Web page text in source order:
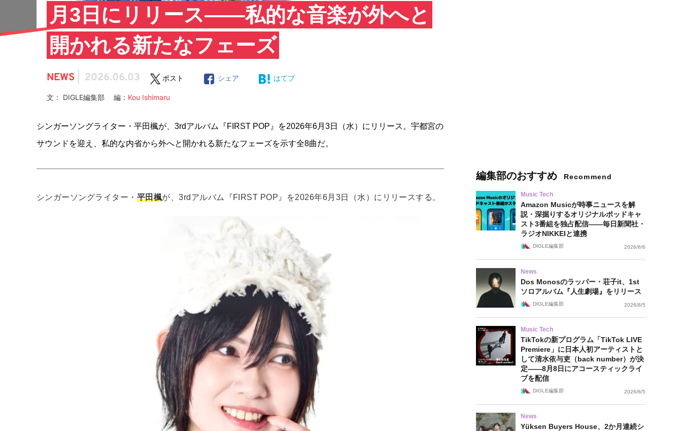
月3日にリリース——私的な音楽が外へと
開かれる新たなフェーズ
NEWS 2026.06.03 ポスト シェア はてブ
文： DIGLE編集部 編： Kou Ishimaru
シンガーソングライター・平田楓が、3rdアルバム『FIRST POP』を2026年6月3日（水）にリリース。宇都宮の
サウンドを迎え、私的な内省から外へと開かれる新たなフェーズを示す全8曲だ。
シンガーソングライター・ 平田楓が、3rdアルバム『FIRST POP』を2026年6月3日（水）にリリースする。
編集部のおすすめ Recommend
Music Tech
Amazon Musicが時事ニュースを解
説・深掘りするオリジナルポッドキャ
スト3番組を独占配信——毎日新聞社・
ラジオNIKKEIと連携
DIGLE編集部 2026/8/6
News
Dos Monosのラッパー・荘子it、1st
ソロアルバム『人生劇場』をリリース
DIGLE編集部 2026/8/5
Music Tech
TikTokの新プログラム「TikTok LIVE
Premiere」に日本人初アーティストと
して清水依与吏（back number）が決
定——8月8日にアコースティックライ
ブを配信
DIGLE編集部 2026/8/5
News
Yüksen Buyers House、2か月連続シ